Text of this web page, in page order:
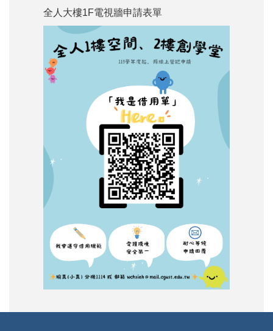
全人大樓1F電視牆申請表單